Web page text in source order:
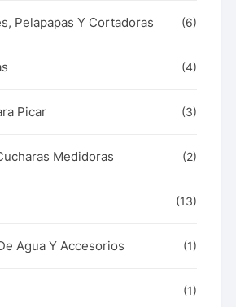
Pelapapas Y Cortadoras (6)
(4)
Picar (3)
Medidoras (2)
(13)
Agua Y Accesorios (1)
(1)